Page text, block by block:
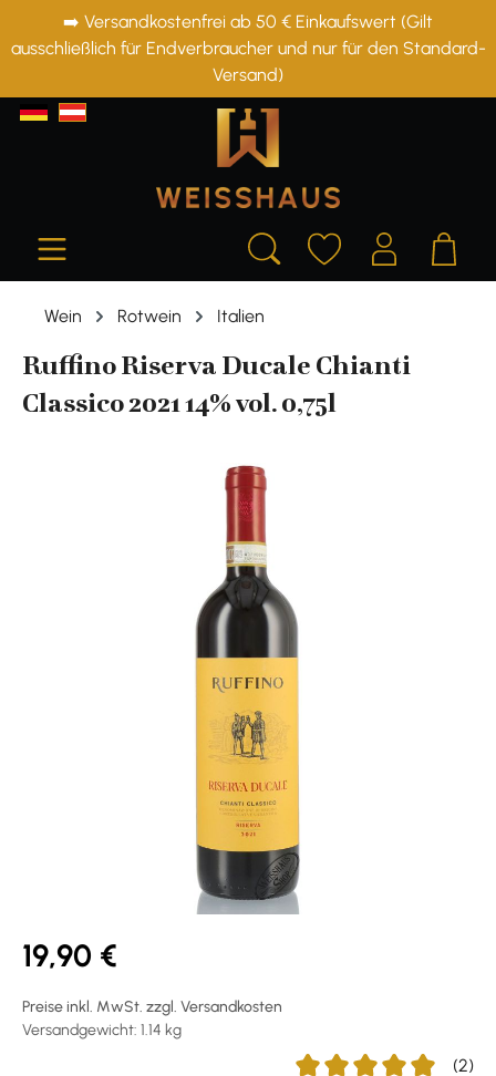
springen
➡️ Versandkostenfrei ab 50 € Einkaufswert (Gilt
ausschließlich für Endverbraucher und nur für den Standard-
Versand)
Wein Rotwein Italien
Ruffino Riserva Ducale Chianti
Classico 2021 14% vol. 0,75l
Bildergalerie überspringen
19,90 €
Preise inkl. MwSt. zzgl. Versandkosten
Versandgewicht: 1.14 kg
(2)